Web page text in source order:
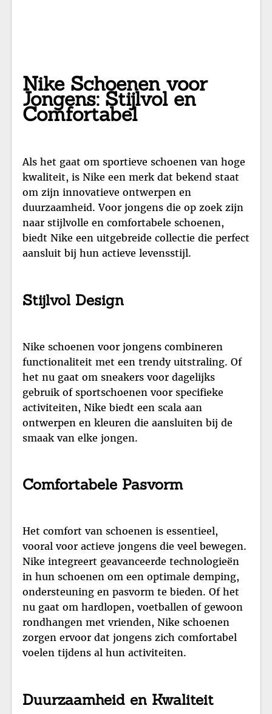
Nike Schoenen voor
Jongens: Stijlvol en
Comfortabel
Als het gaat om sportieve schoenen van hoge
kwaliteit, is Nike een merk dat bekend staat
om zijn innovatieve ontwerpen en
duurzaamheid. Voor jongens die op zoek zijn
naar stijlvolle en comfortabele schoenen,
biedt Nike een uitgebreide collectie die perfect
aansluit bij hun actieve levensstijl.
Stijlvol Design
Nike schoenen voor jongens combineren
functionaliteit met een trendy uitstraling. Of
het nu gaat om sneakers voor dagelijks
gebruik of sportschoenen voor specifieke
activiteiten, Nike biedt een scala aan
ontwerpen en kleuren die aansluiten bij de
smaak van elke jongen.
Comfortabele Pasvorm
Het comfort van schoenen is essentieel,
vooral voor actieve jongens die veel bewegen.
Nike integreert geavanceerde technologieën
in hun schoenen om een optimale demping,
ondersteuning en pasvorm te bieden. Of het
nu gaat om hardlopen, voetballen of gewoon
rondhangen met vrienden, Nike schoenen
zorgen ervoor dat jongens zich comfortabel
voelen tijdens al hun activiteiten.
Duurzaamheid en Kwaliteit